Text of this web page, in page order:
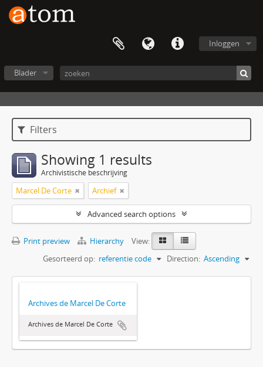
Inloggen
Blader
Filters
Showing 1 results
Archivistische beschrijving
Marcel De Corte Archief
Advanced search options
Print preview Hierarchy
View:
Gesorteerd op: referentie code Direction: Ascending
Archives de Marcel De Corte
Archives de Marcel De Corte